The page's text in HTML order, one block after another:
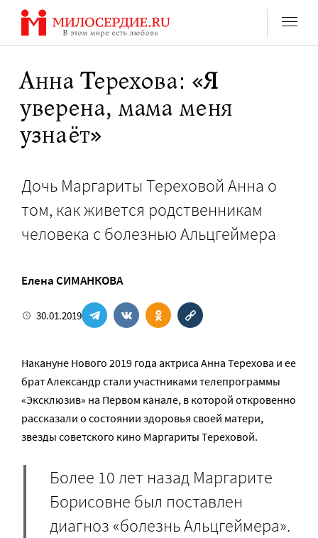
Перейти
содержанию
Анна Терехова: «Я
уверена, мама меня
узнаёт»
Дочь Маргариты Тереховой Анна о
том, как живется родственникам
человека с болезнью Альцгеймера
Елена СИМАНКОВА
30.01.2019
Накануне Нового 2019 года актриса Анна Терехова и ее
брат Александр стали участниками телепрограммы
«Эксклюзив» на Первом канале, в которой откровенно
рассказали о состоянии здоровья своей матери,
звезды советского кино Маргариты Тереховой.
Более 10 лет назад Маргарите
Борисовне был поставлен
диагноз «болезнь Альцгеймера».